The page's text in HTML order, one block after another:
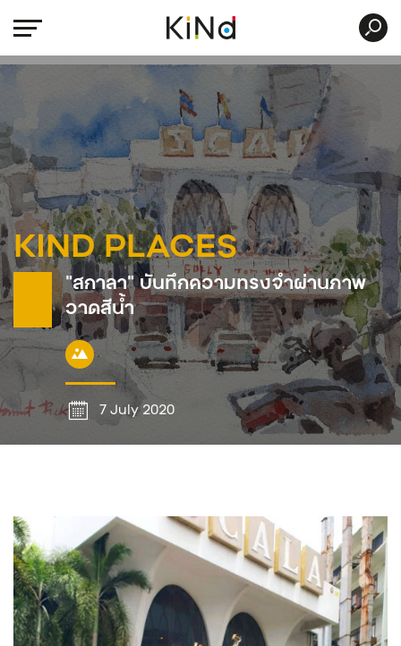
KIND PLACES
“สกาลา” บันทึกความทรงจำผ่านภาพ
วาดสีน้ำ
7 July 2020